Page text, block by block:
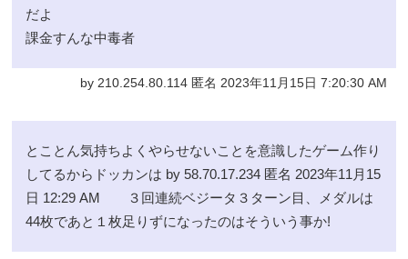
だよ
課金すんな中毒者
by 210.254.80.114 匿名 2023年11月15日 7:20:30 AM
とことん気持ちよくやらせないことを意識したゲーム作り
してるからドッカンは by 58.70.17.234 匿名 2023年11月15
日 12:29 AM ３回連続ベジータ３ターン目、メダルは
44枚であと１枚足りずになったのはそういう事か!